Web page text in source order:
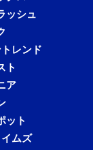
ッシュ
レンド
ト
ア
ット
ムズ